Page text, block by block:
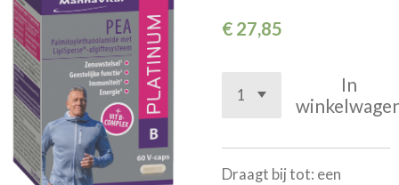
€ 27,85
In
Draagt bij tot: een